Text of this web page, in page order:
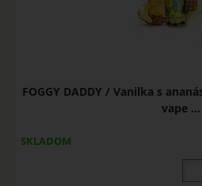
FOGGY DADDY / Vanilka s
vape ...
SKLADOM